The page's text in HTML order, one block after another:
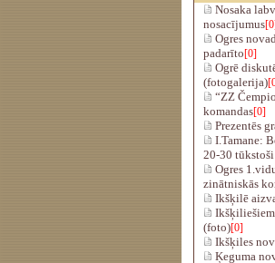
Nosaka
nosacījumus
Ogres
padarīto[0]
Ogrē
(fotogalerija)
“ZZ
komandas[0]
Prezentēs
I.Tamane:
20-30
Ogres
zinātniskās
Ikšķilē
(foto)[0]
Ikšķiles
Ķeguma